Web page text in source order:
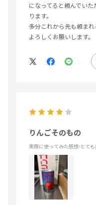
になってると頼んでい
ります。
多分これから先も頼ま
よろしくお願いします。
りんごそのもの
実際に使ってみた感想:とて